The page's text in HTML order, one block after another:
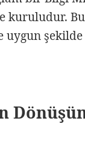
kuruludur.
uygun